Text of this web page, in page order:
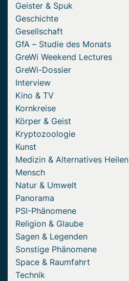
Geister & Spuk
Geschichte
Gesellschaft
GfA – Studie des Monats
GreWi Weekend Lectures
GreWi-Dossier
Interview
Kino & TV
Kornkreise
Körper & Geist
Kryptozoologie
Kunst
Medizin & Alternatives Heilen
Mensch
Natur & Umwelt
Panorama
PSI-Phänomene
Religion & Glaube
Sagen & Legenden
Sonstige Phänomene
Space & Raumfahrt
Technik